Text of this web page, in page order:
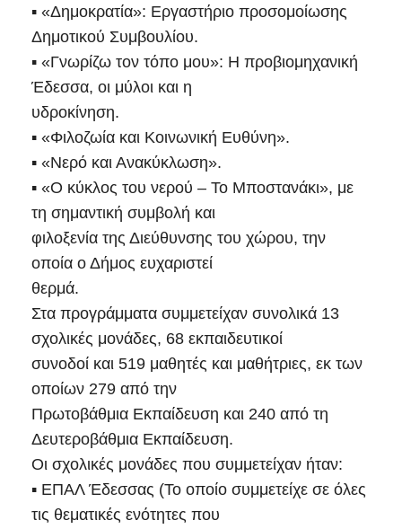
▪ «Δημοκρατία»: Εργαστήριο προσομοίωσης
Δημοτικού Συμβουλίου.
▪ «Γνωρίζω τον τόπο μου»: Η προβιομηχανική
Έδεσσα, οι μύλοι και η
υδροκίνηση.
▪ «Φιλοζωία και Κοινωνική Ευθύνη».
▪ «Νερό και Ανακύκλωση».
▪ «Ο κύκλος του νερού – Το Μποστανάκι», με
τη σημαντική συμβολή και
φιλοξενία της Διεύθυνσης του χώρου, την
οποία ο Δήμος ευχαριστεί
θερμά.
Στα προγράμματα συμμετείχαν συνολικά 13
σχολικές μονάδες, 68 εκπαιδευτικοί
συνοδοί και 519 μαθητές και μαθήτριες, εκ των
οποίων 279 από την
Πρωτοβάθμια Εκπαίδευση και 240 από τη
Δευτεροβάθμια Εκπαίδευση.
Οι σχολικές μονάδες που συμμετείχαν ήταν:
▪ ΕΠΑΛ Έδεσσας (Το οποίο συμμετείχε σε όλες
τις θεματικές ενότητες που